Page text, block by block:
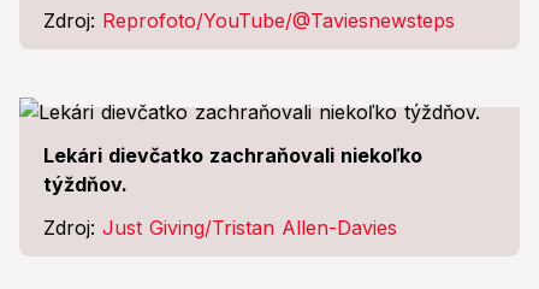
Zdroj: Reprofoto/YouTube/@Taviesnewsteps
Lekári dievčatko zachraňovali niekoľko
týždňov.
Zdroj: Just Giving/Tristan Allen-Davies